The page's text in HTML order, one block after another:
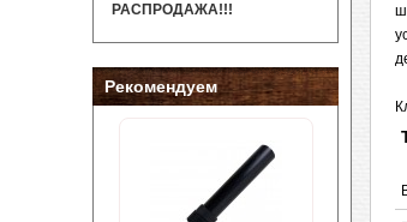
РАСПРОДАЖА!!!
Рекомендуем